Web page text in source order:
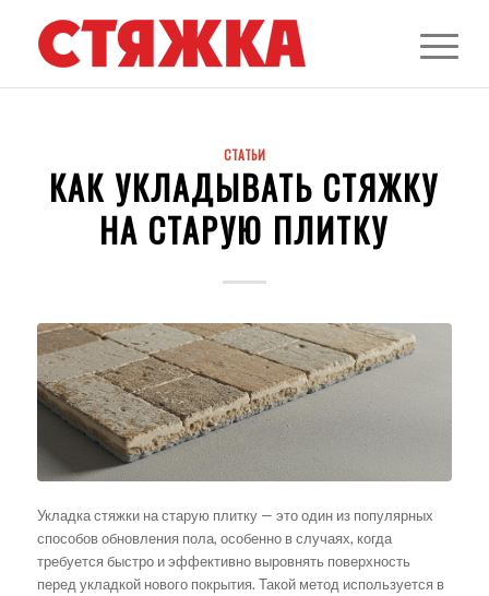
СТАТЬИ
КАК УКЛАДЫВАТЬ СТЯЖКУ
НА СТАРУЮ ПЛИТКУ
Укладка стяжки на старую плитку — это один из популярных
способов обновления пола, особенно в случаях, когда
требуется быстро и эффективно выровнять поверхность
перед укладкой нового покрытия. Такой метод используется в